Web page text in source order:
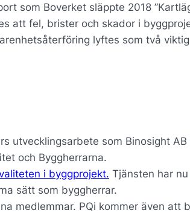
som Boverket släppte 2018
att fel, brister och skador i
lyftes som två
utvecklingsarbete som Binosight
och Byggherrarna.
i byggprojekt. Tjänsten har
sätt som byggherrar.
medlemmar. PQi kommer även att